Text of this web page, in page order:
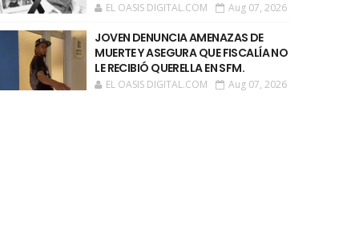
EL OASIS DIGITAL.COM Aug 07, 2026
JOVEN DENUNCIA AMENAZAS DE
MUERTE Y ASEGURA QUE FISCALÍA NO
LE RECIBIÓ QUERELLA EN SFM.
EL OASIS DIGITAL.COM Aug 07, 2026